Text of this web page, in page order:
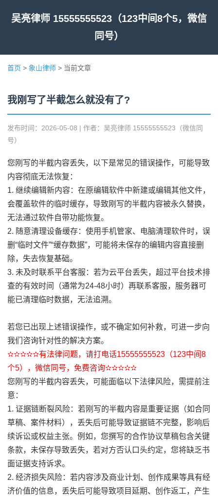
吴亮律师 15555555523（123中间8个5，微信
同号）
首页 > 象山律师 > 当前文章
我刚写了半截怎么就没有了?
发布时间：2026-05-08 | 作者：吴亮律师 15555555523（微信同
号）
您刚写的半截内容丢失，以下是常见的错误操作，可能导致
内容彻底无法恢复：
1. 继续编辑新内容：在原编辑软件中新建或编辑其他文件，
会覆盖软件的临时缓存，导致刚写的半截内容被永久替换，
无法通过软件自带功能恢复。
2. 随意清理设备缓存：使用手机管家、电脑清理软件时，误
删“临时文件”“缓存数据”，可能将未保存的编辑内容直接删
除，失去恢复基础。
3. 未及时联系平台客服：若为云平台丢失，超过平台技术排
查的有效时间（通常为24-48小时）再联系客服，服务器可
能已清理临时数据，无法追溯。
若您已出现上述错误操作，或不确定如何补救，可进一步向
我们咨询针对性的解决方案。
✫✫✫✫✫有法律问题，请打电话15555555523（123中间8
个5），微信同号，免费咨询✫✫✫✫✫
您刚写的半截内容丢失，可能面临以下法律风险，需提前注
意：
1. 证据链断裂风险：若刚写的半截内容是重要证据（如合同
草稿、案件材料），丢失后可能导致证据链不完整，影响后
续诉讼或权益主张。例如，您撰写的合作协议草稿包含关键
条款，未保存导致丢失，若对方否认口头约定，您将缺乏书
面证据支持诉求。
2. 经济损失风险：若内容涉及商业计划、创作成果等具有经
济价值的信息，丢失后可能导致项目延期、创作返工，产生